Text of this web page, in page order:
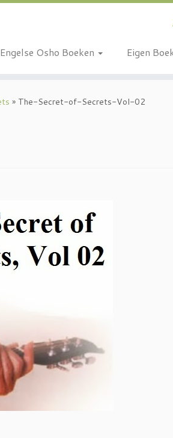
Engelse Osho Boeken Eigen
» The-Secret-of-Secrets-Vol-02